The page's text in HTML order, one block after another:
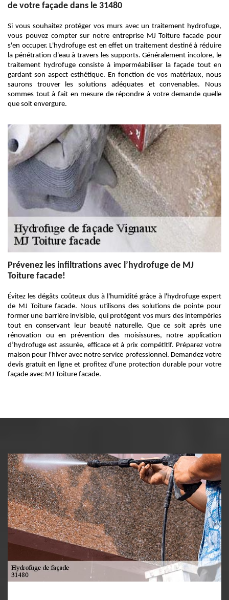
de votre façade dans le 31480
Si vous souhaitez protéger vos murs avec un traitement hydrofuge,
vous pouvez compter sur notre entreprise MJ Toiture facade pour
s'en occuper. L'hydrofuge est en effet un traitement destiné à réduire
la pénétration d'eau à travers les supports. Généralement incolore, le
traitement hydrofuge consiste à imperméabiliser la façade tout en
gardant son aspect esthétique. En fonction de vos matériaux, nous
saurons trouver les solutions adéquates et convenables. Nous
sommes tout à fait en mesure de répondre à votre demande quelle
que soit envergure.
Prévenez les infiltrations avec l’hydrofuge de MJ
Toiture facade!
Évitez les dégâts coûteux dus à l'humidité grâce à l'hydrofuge expert
de MJ Toiture facade. Nous utilisons des solutions de pointe pour
former une barrière invisible, qui protègent vos murs des intempéries
tout en conservant leur beauté naturelle. Que ce soit après une
rénovation ou en prévention des moisissures, notre application
d’hydrofuge est assurée, efficace et à prix compétitif. Préparez votre
maison pour l'hiver avec notre service professionnel. Demandez votre
devis gratuit en ligne et profitez d'une protection durable pour votre
façade avec MJ Toiture facade.